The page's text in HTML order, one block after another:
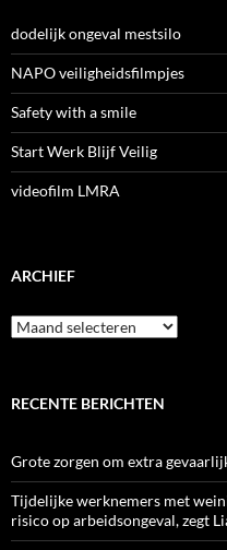
dodelijk ongeval mestsilo
NAPO veiligheidsfilmpjes
Safety with a smile
Start Werk Blijf Veilig
videofilm LMRA
ARCHIEF
Archief
RECENTE BERICHTEN
Grote zorgen om extra
Tijdelijke werknemers met
risico op arbeidsongeval, zegt